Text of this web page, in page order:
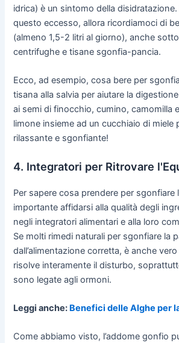
idrica) è un sintomo della disidratazione.
questo eccesso, allora ricordiamoci di
(almeno 1,5-2 litri al giorno), anche
centrifughe e tisane sgonfia-pancia.
Ecco, ad esempio, cosa bere per
tisana alla salvia per aiutare la
ai semi di finocchio, cumino, camomilla
limone insieme ad un cucchiaio di miele
rilassante e sgonfiante!
4. Integratori per Ritrovare
Per sapere cosa prendere per sgonfiare
importante affidarsi alla qualità degli
negli integratori alimentari e alla loro
Se molti rimedi naturali per sgonfiare la
dall’alimentazione corretta, è anche
risolve interamente il disturbo,
sono legate agli ormoni.
Leggi anche: Benefici delle Alghe per
Come abbiamo visto, l’addome gonfio